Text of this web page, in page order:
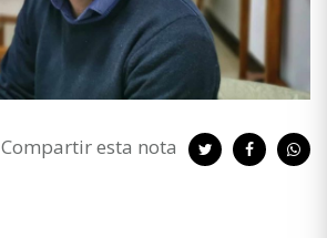
Compartir esta nota